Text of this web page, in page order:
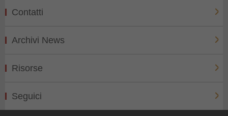
Contatti
Archivi News
Risorse
Seguici